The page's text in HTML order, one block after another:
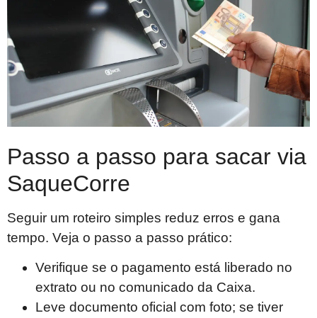
Passo a passo para sacar via
SaqueCorre
Seguir um roteiro simples reduz erros e gana
tempo. Veja o passo a passo prático:
Verifique se o pagamento está liberado no
extrato ou no comunicado da Caixa.
Leve documento oficial com foto; se tiver